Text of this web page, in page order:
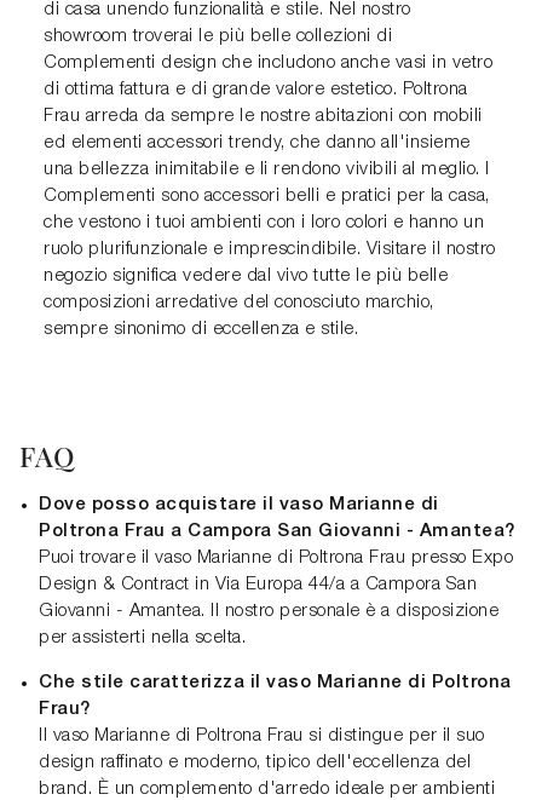
di casa unendo funzionalità e stile. Nel nostro
showroom troverai le più belle collezioni di
Complementi design che includono anche vasi in vetro
di ottima fattura e di grande valore estetico. Poltrona
Frau arreda da sempre le nostre abitazioni con mobili
ed elementi accessori trendy, che danno all'insieme
una bellezza inimitabile e li rendono vivibili al meglio. I
Complementi sono accessori belli e pratici per la casa,
che vestono i tuoi ambienti con i loro colori e hanno un
ruolo plurifunzionale e imprescindibile. Visitare il nostro
negozio significa vedere dal vivo tutte le più belle
composizioni arredative del conosciuto marchio,
sempre sinonimo di eccellenza e stile.
FAQ
Dove posso acquistare il vaso Marianne di
Poltrona Frau a Campora San Giovanni - Amantea?
Puoi trovare il vaso Marianne di Poltrona Frau presso Expo
Design & Contract in Via Europa 44/a a Campora San
Giovanni - Amantea. Il nostro personale è a disposizione
per assisterti nella scelta.
Che stile caratterizza il vaso Marianne di Poltrona
Frau?
Il vaso Marianne di Poltrona Frau si distingue per il suo
design raffinato e moderno, tipico dell'eccellenza del
brand. È un complemento d'arredo ideale per ambienti